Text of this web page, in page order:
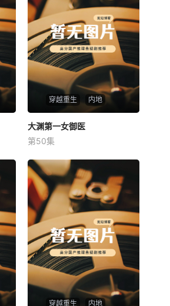
穿越重生 内地
大渊第一女御医
未知
大渊第一女御医
第50集
穿越重生 内地